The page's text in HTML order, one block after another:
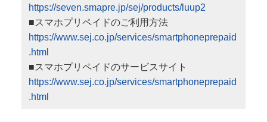
https://seven.smapre.jp/sej/products/luup2
■スマホプリペイドのご利用方法
https://www.sej.co.jp/services/smartphoneprepaid
.html
■スマホプリペイドのサービスサイト
https://www.sej.co.jp/services/smartphoneprepaid
.html